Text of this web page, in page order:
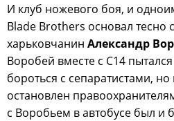
И клуб ножевого боя, и
Вlade Brothers основал тесно
харьковчанин Александр
Воробей вместе с С14
бороться с сепаратистами,
остановлен
с Воробьем в автобусе был и